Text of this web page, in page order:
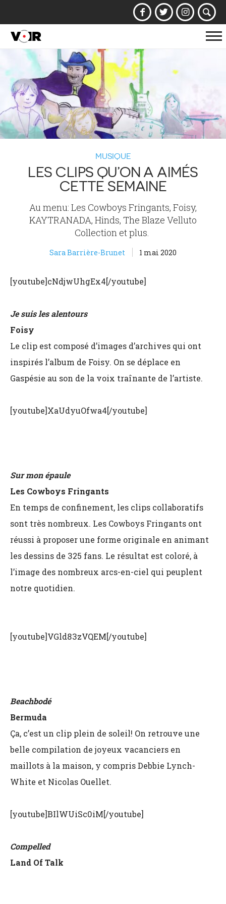
MUSIQUE
LES CLIPS QU’ON A AIMÉS
CETTE SEMAINE
Au menu: Les Cowboys Fringants, Foisy,
KAYTRANADA, Hinds, The Blaze Velluto
Collection et plus.
Sara Barrière-Brunet 1 mai 2020
[youtube]cNdjwUhgEx4[/youtube]
Je suis les alentours
Foisy
Le clip est composé d’images d’archives qui ont
inspirés l’album de Foisy. On se déplace en
Gaspésie au son de la voix traînante de l’artiste.
[youtube]XaUdyuOfwa4[/youtube]
Sur mon épaule
Les Cowboys Fringants
En temps de confinement, les clips collaboratifs
sont très nombreux. Les Cowboys Fringants ont
réussi à proposer une forme originale en animant
les dessins de 325 fans. Le résultat est coloré, à
l’image des nombreux arcs-en-ciel qui peuplent
notre quotidien.
[youtube]VGld83zVQEM[/youtube]
Beachbodé
Bermuda
Ça, c’est un clip plein de soleil! On retrouve une
belle compilation de joyeux vacanciers en
maillots à la maison, y compris Debbie Lynch-
White et Nicolas Ouellet.
[youtube]BIlWUiSc0iM[/youtube]
Compelled
Land Of Talk